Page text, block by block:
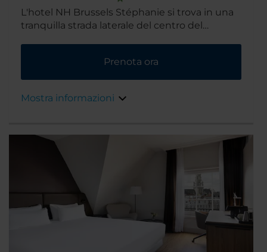
L'hotel NH Brussels Stéphanie si trova in una
tranquilla strada laterale del centro del
una miriade di boutique eleganti e ristoranti
di primo livello. Inoltre, il centro storico di
piedi in 25 minuti.
Prenota ora
Mostra informazioni